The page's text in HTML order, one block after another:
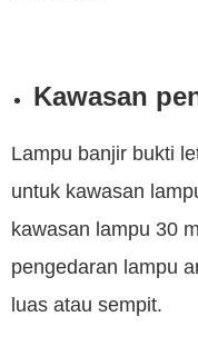
Kawasan
Lampu banjir bukti
untuk kawasan
kawasan lampu 30
pengedaran lampu
luas atau sempit.